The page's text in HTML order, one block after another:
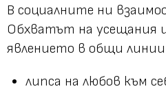
В социалните ни
Обхватът на усещания
явлението в общи линии
липса на любов към